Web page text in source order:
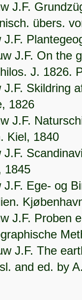
J.F.
übers.
J.F.
J.F. On the
J. 1826.
J.F. Skildring
1826
J.F.
Kiel, 1840
J.F.
1845
J.F. Ege- og
J.F. Proben
J.F. The
and ed. by